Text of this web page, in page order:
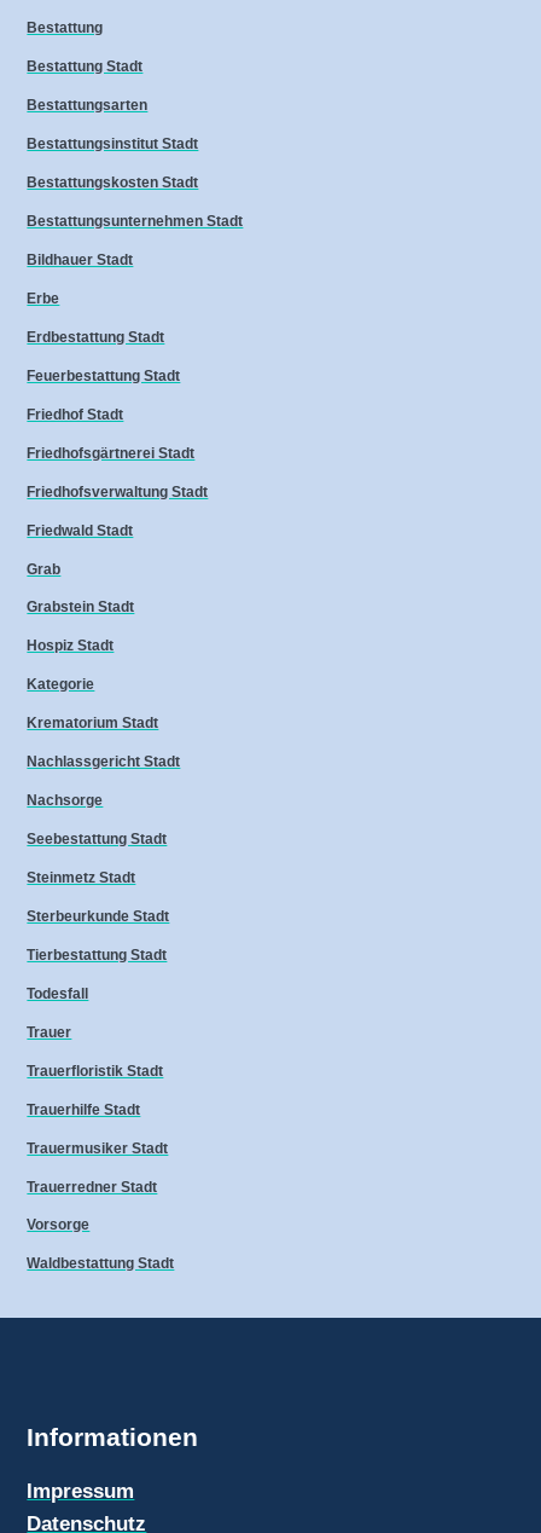
Bestattung
Bestattung Stadt
Bestattungsarten
Bestattungsinstitut Stadt
Bestattungskosten Stadt
Bestattungsunternehmen Stadt
Bildhauer Stadt
Erbe
Erdbestattung Stadt
Feuerbestattung Stadt
Friedhof Stadt
Friedhofsgärtnerei Stadt
Friedhofsverwaltung Stadt
Friedwald Stadt
Grab
Grabstein Stadt
Hospiz Stadt
Kategorie
Krematorium Stadt
Nachlassgericht Stadt
Nachsorge
Seebestattung Stadt
Steinmetz Stadt
Sterbeurkunde Stadt
Tierbestattung Stadt
Todesfall
Trauer
Trauerfloristik Stadt
Trauerhilfe Stadt
Trauermusiker Stadt
Trauerredner Stadt
Vorsorge
Waldbestattung Stadt
Informationen
Impressum
Datenschutz